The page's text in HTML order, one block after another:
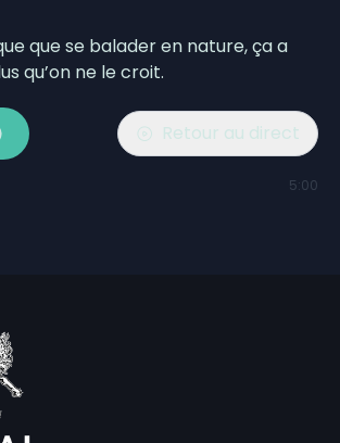
que se balader en nature, ça a
qu’on ne le croit.
Retour au direct
5:00